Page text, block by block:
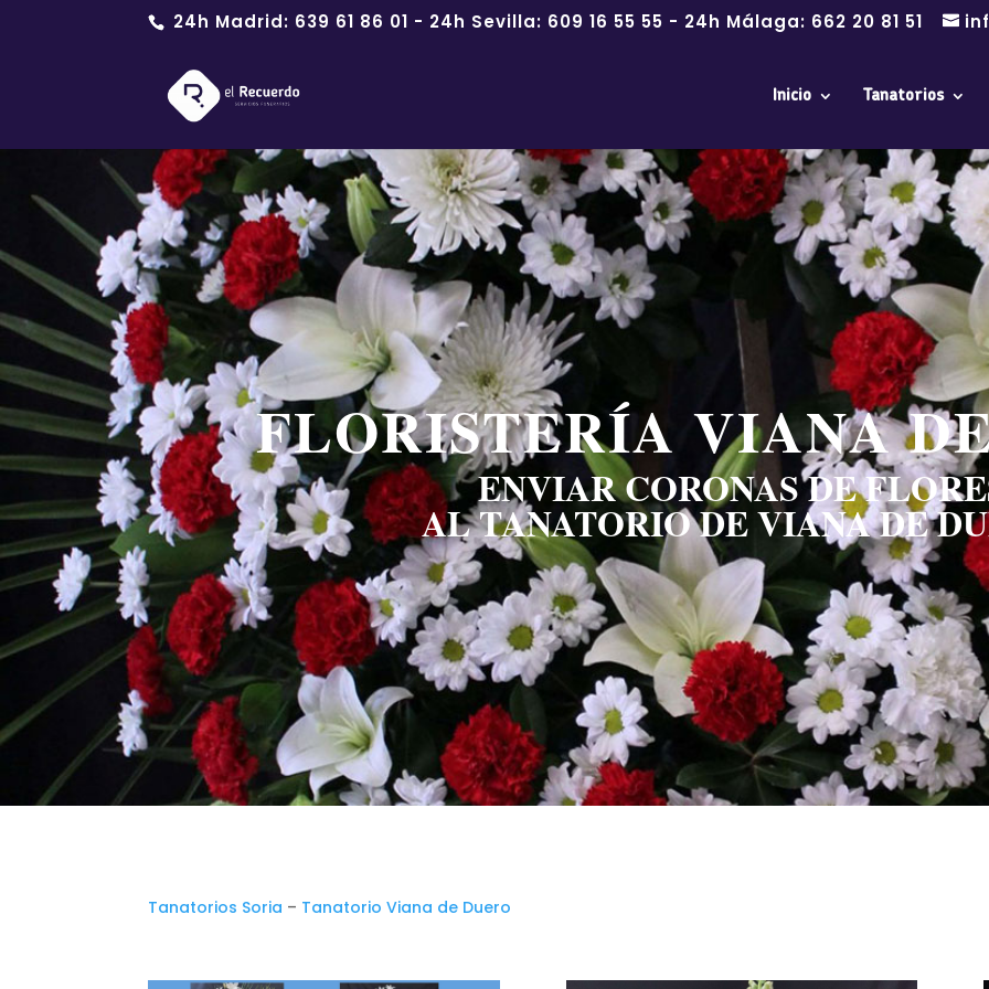
24h Madrid: 639 61 86 01 - 24h Sevilla: 609 16 55 55 - 24h Málaga: 662 20 81 51
Inicio Tanatorios
FLORISTERÍA VIANA
ENVIAR CORONAS DE
AL TANATORIO DE VIANA DE
Tanatorios Soria – Tanatorio Viana de Duero